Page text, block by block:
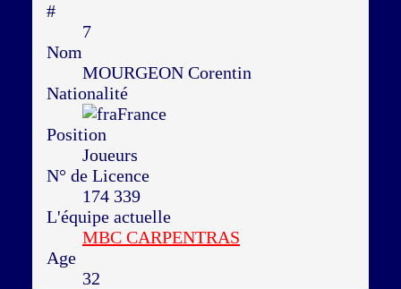
#
7
Nom
MOURGEON Corentin
Nationalité
France
Position
Joueurs
N° de Licence
174 339
L'équipe actuelle
MBC CARPENTRAS
Age
32